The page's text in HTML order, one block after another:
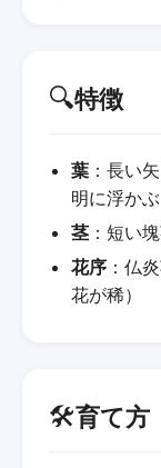
🔍特徴
葉 ：長い
明に浮かぶ
茎 ：短い
花序 ：仏
花が稀）
🛠️育て方